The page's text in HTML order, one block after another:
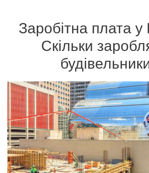
Заробітна плата
Скільки